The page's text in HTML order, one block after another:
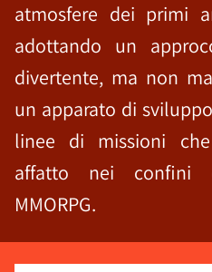
atmosfere dei primi
adottando un
divertente, ma non
un apparato di
linee di missioni
affatto nei confini
MMORPG.